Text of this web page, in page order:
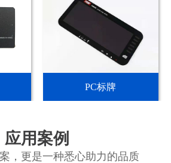
PC标牌
应用案例
，更是一种悉心助力的品质